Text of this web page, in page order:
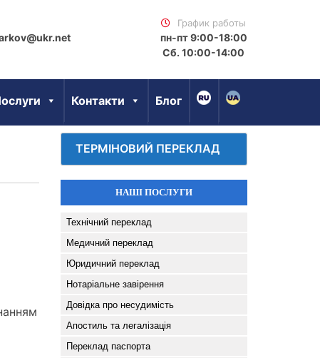
График работы
пн-пт 9:00-18:00
Сб. 10:00-14:00
Контакти Блог
ТЕРМІНОВИЙ ПЕРЕКЛАД
НАШІ ПОСЛУГИ
Технічний переклад
Медичний переклад
Юридичний переклад
Нотаріальне завірення
Довідка про несудимість
Апостиль та легалізація
Переклад паспорта